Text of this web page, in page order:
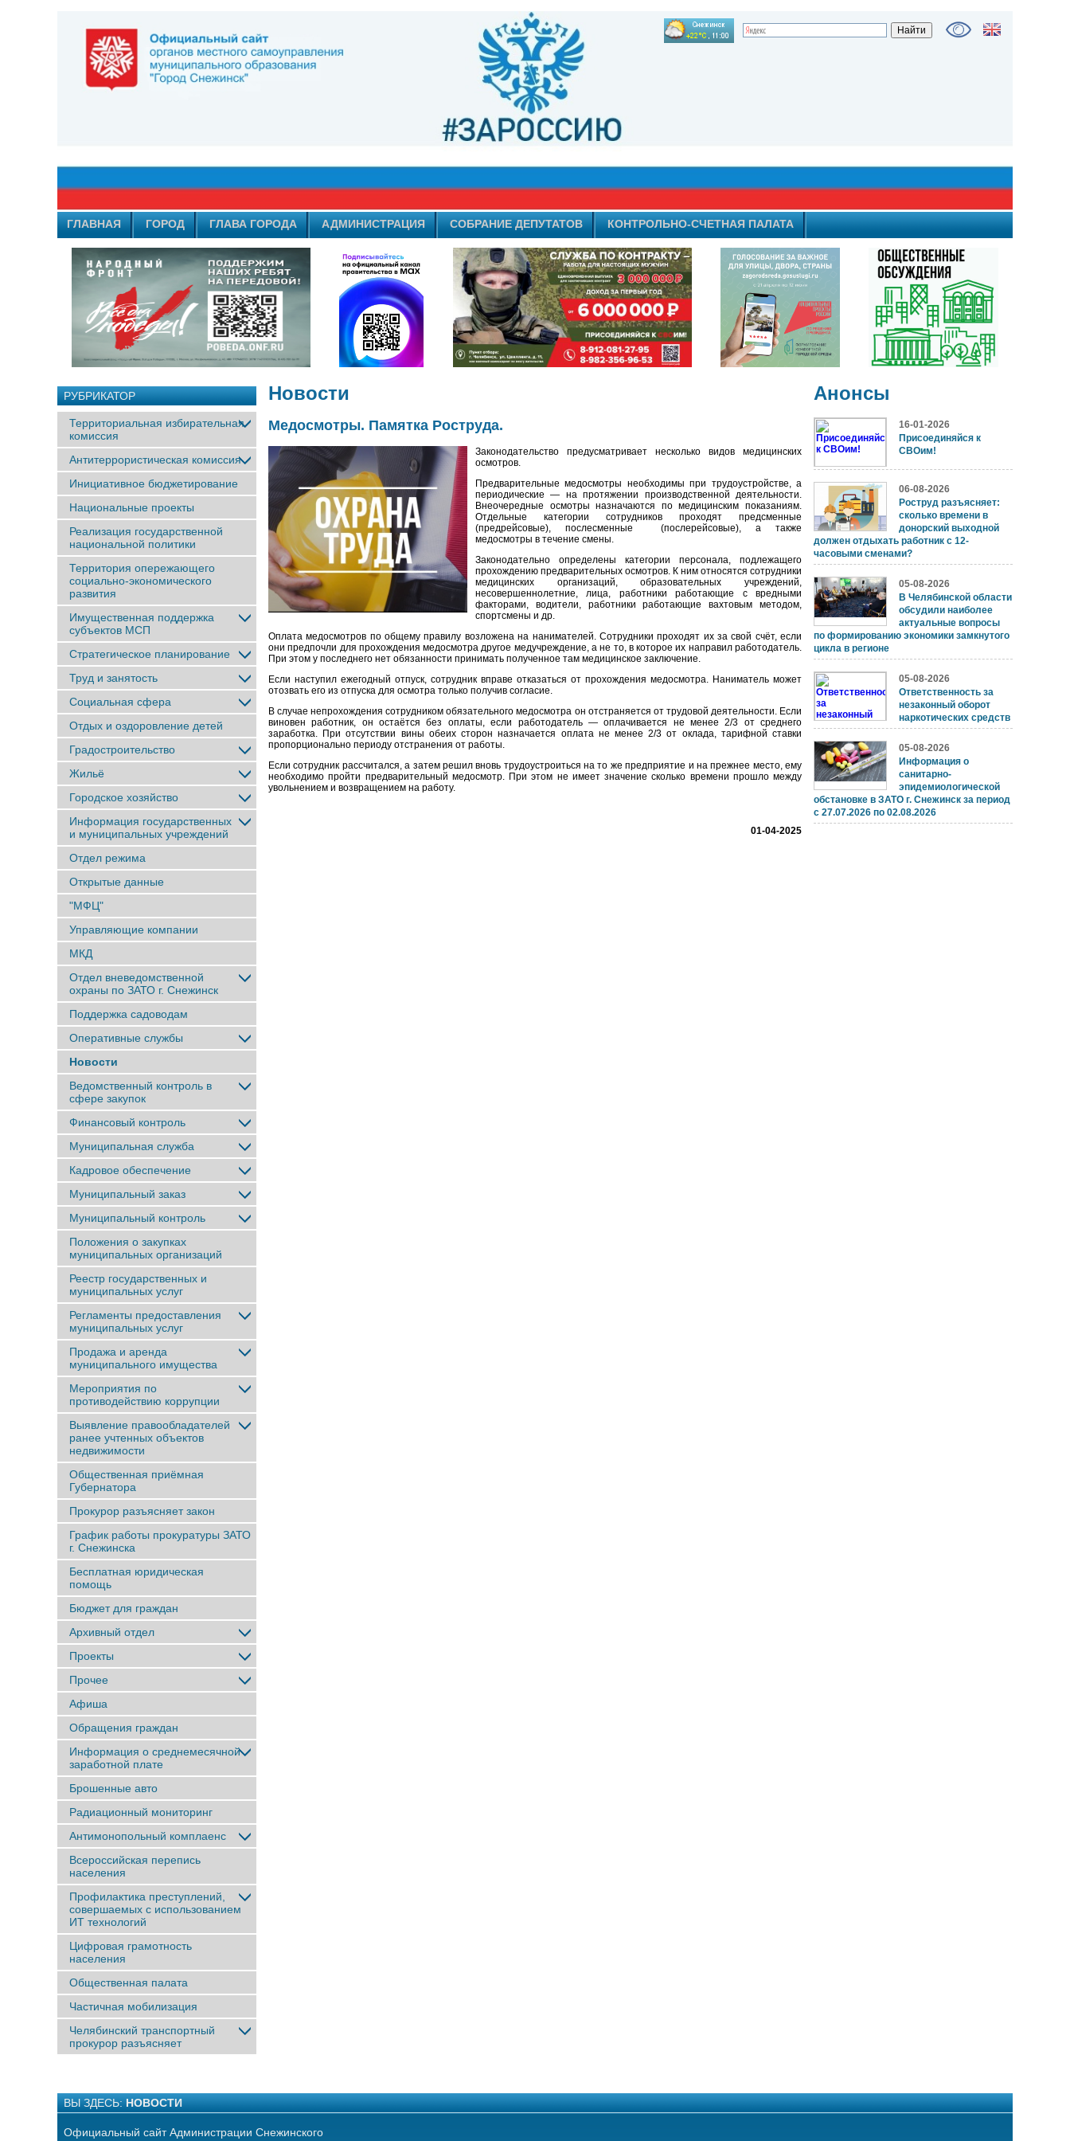
ГЛАВНАЯ ГОРОД ГЛАВА ГОРОДА АДМИНИСТРАЦИЯ СОБРАНИЕ ДЕПУТАТОВ КОНТРОЛЬНО-СЧЕТНАЯ ПАЛАТА
РУБРИКАТОР
Территориальная избирательная
комиссия
Антитеррористическая комиссия
Инициативное бюджетирование
Национальные проекты
Реализация государственной
национальной политики
Территория опережающего
социально-экономического
развития
Имущественная поддержка
субъектов МСП
Стратегическое планирование
Труд и занятость
Социальная сфера
Отдых и оздоровление детей
Градостроительство
Жильё
Городское хозяйство
Информация государственных
и муниципальных учреждений
Отдел режима
Открытые данные
"МФЦ"
Управляющие компании
МКД
Отдел вневедомственной
охраны по ЗАТО г. Снежинск
Поддержка садоводам
Оперативные службы
Новости
Ведомственный контроль в
сфере закупок
Финансовый контроль
Муниципальная служба
Кадровое обеспечение
Муниципальный заказ
Муниципальный контроль
Положения о закупках
муниципальных организаций
Реестр государственных и
муниципальных услуг
Регламенты предоставления
муниципальных услуг
Продажа и аренда
муниципального имущества
Мероприятия по
противодействию коррупции
Выявление правообладателей
ранее учтенныx объектов
недвижимости
Общественная приёмная
Губернатора
Прокурор разъясняет закон
График работы прокуратуры ЗАТО
г. Снежинска
Бесплатная юридическая
помощь
Бюджет для граждан
Архивный отдел
Проекты
Прочее
Афиша
Обращения граждан
Информация о среднемесячной
заработной плате
Брошенные авто
Радиационный мониторинг
Антимонопольный комплаенс
Всероссийская перепись
населения
Профилактика преступлений,
совершаемых с использованием
ИТ технологий
Цифровая грамотность
населения
Общественная палата
Частичная мобилизация
Челябинский транспортный
прокурор разъясняет
Новости
Медосмотры. Памятка Роструда.
Законодательство предусматривает несколько видов медицинских
осмотров.
Предварительные медосмотры необходимы при трудоустройстве, а
периодические — на протяжении производственной деятельности.
Внеочередные осмотры назначаются по медицинским показаниям.
Отдельные категории сотрудников проходят предсменные
(предрейсовые), послесменные (послерейсовые), а также
медосмотры в течение смены.
Законодательно определены категории персонала, подлежащего
прохождению предварительных осмотров. К ним относятся сотрудники
медицинских организаций, образовательных учреждений,
несовершеннолетние, лица, работники работающие с вредными
факторами, водители, работники работающие вахтовым методом,
спортсмены и др.
Оплата медосмотров по общему правилу возложена на нанимателей. Сотрудники проходят их за свой счёт, если
они предпочли для прохождения медосмотра другое медучреждение, а не то, в которое их направил работодатель.
При этом у последнего нет обязанности принимать полученное там медицинское заключение.
Если наступил ежегодный отпуск, сотрудник вправе отказаться от прохождения медосмотра. Наниматель может
отозвать его из отпуска для осмотра только получив согласие.
В случае непрохождения сотрудником обязательного медосмотра он отстраняется от трудовой деятельности. Если
виновен работник, он остаётся без оплаты, если работодатель — оплачивается не менее 2/3 от среднего
заработка. При отсутствии вины обеих сторон назначается оплата не менее 2/3 от оклада, тарифной ставки
пропорционально периоду отстранения от работы.
Если сотрудник рассчитался, а затем решил вновь трудоустроиться на то же предприятие и на прежнее место, ему
необходимо пройти предварительный медосмотр. При этом не имеет значение сколько времени прошло между
увольнением и возвращением на работу.
01-04-2025
Анонсы
16-01-2026
Присоединяйся к
СВОим!
06-08-2026
Роструд разъясняет:
сколько времени в
донорский выходной
должен отдыхать работник с 12-
часовыми сменами?
05-08-2026
В Челябинской области
обсудили наиболее
актуальные вопросы
по формированию экономики замкнутого
цикла в регионе
05-08-2026
Ответственность за
незаконный оборот
наркотических средств
05-08-2026
Информация о
санитарно-
эпидемиологической
обстановке в ЗАТО г. Снежинск за период
с 27.07.2026 по 02.08.2026
ВЫ ЗДЕСЬ: НОВОСТИ
Официальный сайт Администрации Снежинского